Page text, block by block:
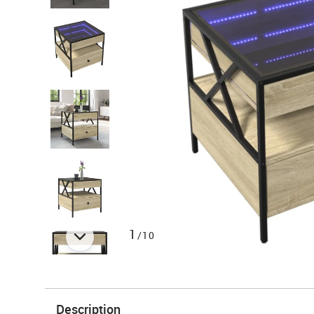
1 /10
Description